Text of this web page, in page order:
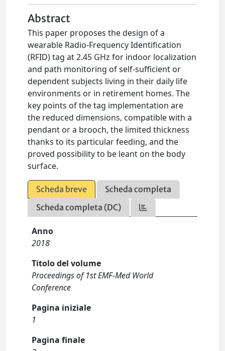
Abstract
This paper proposes the design of a
wearable Radio-Frequency Identification
(RFID) tag at 2.45 GHz for indoor localization
and path monitoring of self-sufficient or
dependent subjects living in their daily life
environments or in retirement homes. The
key points of the tag implementation are
the reduced dimensions, compatible with a
pendant or a brooch, the limited thickness
thanks to its particular feeding, and the
proved possibility to be leant on the body
surface.
Scheda breve
Scheda completa
Scheda completa (DC)
Anno
2018
Titolo del volume
Proceedings of 1st EMF-Med World
Conference
Pagina iniziale
1
Pagina finale